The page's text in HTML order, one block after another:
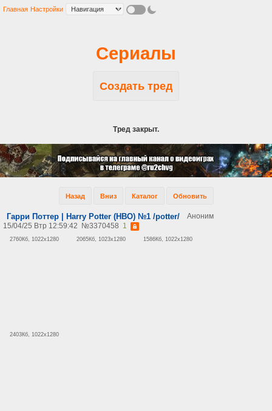
Главная Настройки
Сериалы
Создать тред
Тред закрыт.
Назад Вниз Каталог Обновить
Гарри Поттер | Harry Potter (HBO) №1 /potter/
Аноним
15/04/25 Втр 12:59:42
№3370458 1
2760Кб, 1022x1280 2065Кб, 1023x1280 1586Кб, 1022x1280
2403Кб, 1022x1280